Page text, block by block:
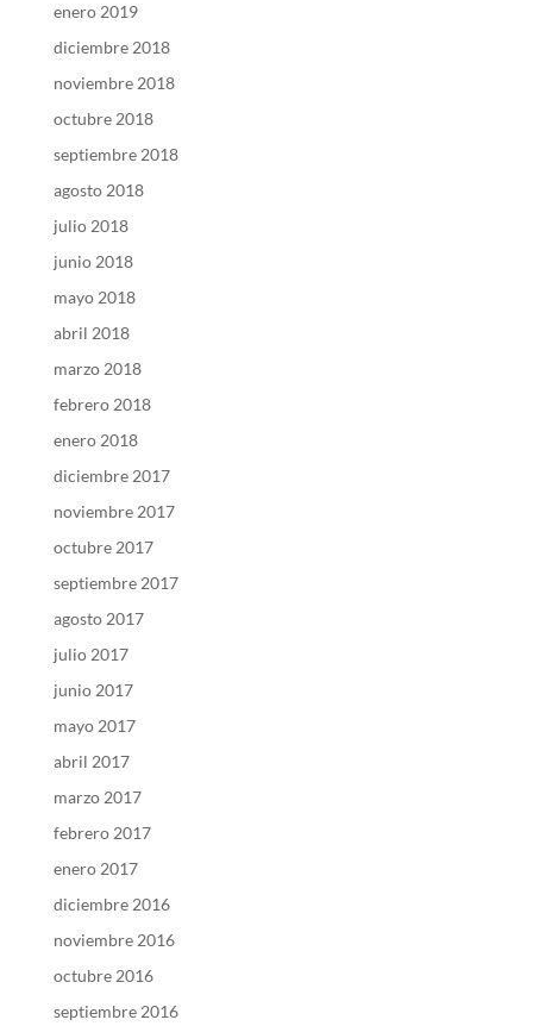
enero 2019
diciembre 2018
noviembre 2018
octubre 2018
septiembre 2018
agosto 2018
julio 2018
junio 2018
mayo 2018
abril 2018
marzo 2018
febrero 2018
enero 2018
diciembre 2017
noviembre 2017
octubre 2017
septiembre 2017
agosto 2017
julio 2017
junio 2017
mayo 2017
abril 2017
marzo 2017
febrero 2017
enero 2017
diciembre 2016
noviembre 2016
octubre 2016
septiembre 2016